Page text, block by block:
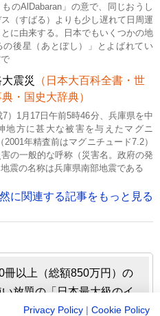
のAlDabaran」の意で、同じおうし
（すばる）よりも少し遅れて日周運
に由来する。日本でもいくつかの地
の後星（あとぼし）」とよばれてい
震災
（日本大百科全書・世
・国史大辞典）
7）1月17日午前5時46分、兵庫県を中
地方に甚大な被害を与えたマグニ
2001年精査前はマグニチュード7.2）
の一般的な呼称（災害名。政府の発
震の名称は兵庫県南部地震である
に関連する記事をもっと見る
冊以上（総額850万円）の
放題の「日本最大級のイ
叢書サイト」です。日本国
Privacy Policy Cookie Policy